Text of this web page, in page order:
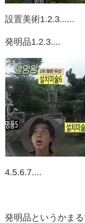
設置美術1.2.3......
発明品1.2.3....
4.5.6.7....
発明品というかま